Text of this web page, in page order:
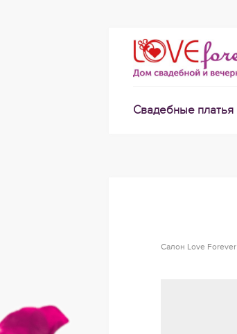
Свадебные платья
Салон Love Forever